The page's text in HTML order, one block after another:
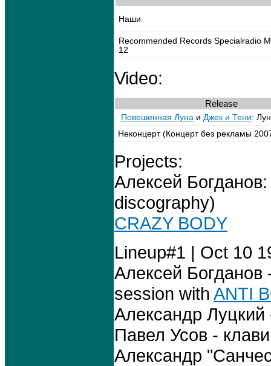
Наши
Recommended Records Specialradio
12
Video:
Release
Повешенная Луна и Джек и Тени:
Неконцерт (Концерт без рекламы
Projects:
Алексей
discography)
CRAZY BODY
Lineup#1 | Oct 10
Алексей Богданов
session with ANTI
Александр Луцкий
Павел Усов -
Александр